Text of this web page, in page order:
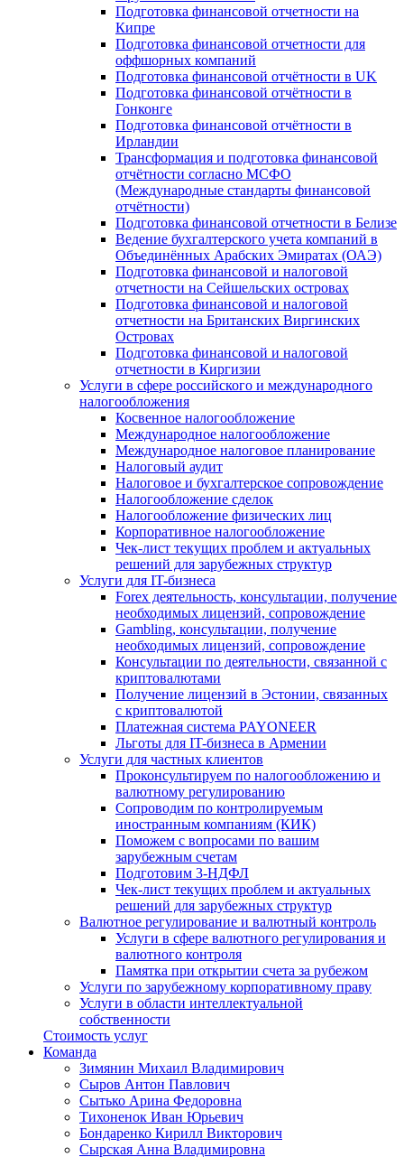
Подготовка финансовой отчетности на
Кипре
Подготовка финансовой отчетности для
оффшорных компаний
Подготовка финансовой отчётности в UK
Подготовка финансовой отчётности в
Гонконге
Подготовка финансовой отчётности в
Ирландии
Трансформация и подготовка финансовой
отчётности согласно МСФО
(Международные стандарты финансовой
отчётности)
Подготовка финансовой отчетности в Белизе
Ведение бухгалтерского учета компаний в
Объединённых Арабских Эмиратах (ОАЭ)
Подготовка финансовой и налоговой
отчетности на Сейшельских островах
Подготовка финансовой и налоговой
отчетности на Британских Виргинских
Островах
Подготовка финансовой и налоговой
отчетности в Киргизии
Услуги в сфере российского и международного
налогообложения
Косвенное налогообложение
Международное налогообложение
Международное налоговое планирование
Налоговый аудит
Налоговое и бухгалтерское сопровождение
Налогообложение сделок
Налогообложение физических лиц
Корпоративное налогообложение
Чек-лист текущих проблем и актуальных
решений для зарубежных структур
Услуги для IT-бизнеса
Forex деятельность, консультации, получение
необходимых лицензий, сопровождение
Gambling, консультации, получение
необходимых лицензий, сопровождение
Консультации по деятельности, связанной с
криптовалютами
Получение лицензий в Эстонии, связанных
с криптовалютой
Платежная система PAYONEER
Льготы для IT-бизнеса в Армении
Услуги для частных клиентов
Проконсультируем по налогообложению и
валютному регулированию
Сопроводим по контролируемым
иностранным компаниям (КИК)
Поможем с вопросами по вашим
зарубежным счетам
Подготовим 3-НДФЛ
Чек-лист текущих проблем и актуальных
решений для зарубежных структур
Валютное регулирование и валютный контроль
Услуги в сфере валютного регулирования и
валютного контроля
Памятка при открытии счета за рубежом
Услуги по зарубежному корпоративному праву
Услуги в области интеллектуальной
собственности
Стоимость услуг
Команда
Зимянин Михаил Владимирович
Сыров Антон Павлович
Сытько Арина Федоровна
Тихоненок Иван Юрьевич
Бондаренко Кирилл Викторович
Сырская Анна Владимировна